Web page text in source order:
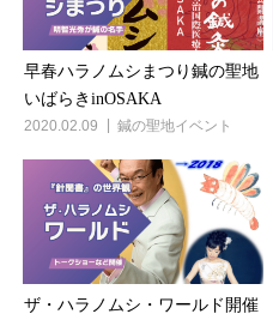
早春ハラノムシまつり鍼の聖地
いばらきinOSAKA
2020.02.09 鍼の聖地イベント
ザ・ハラノムシ・ワールド開催